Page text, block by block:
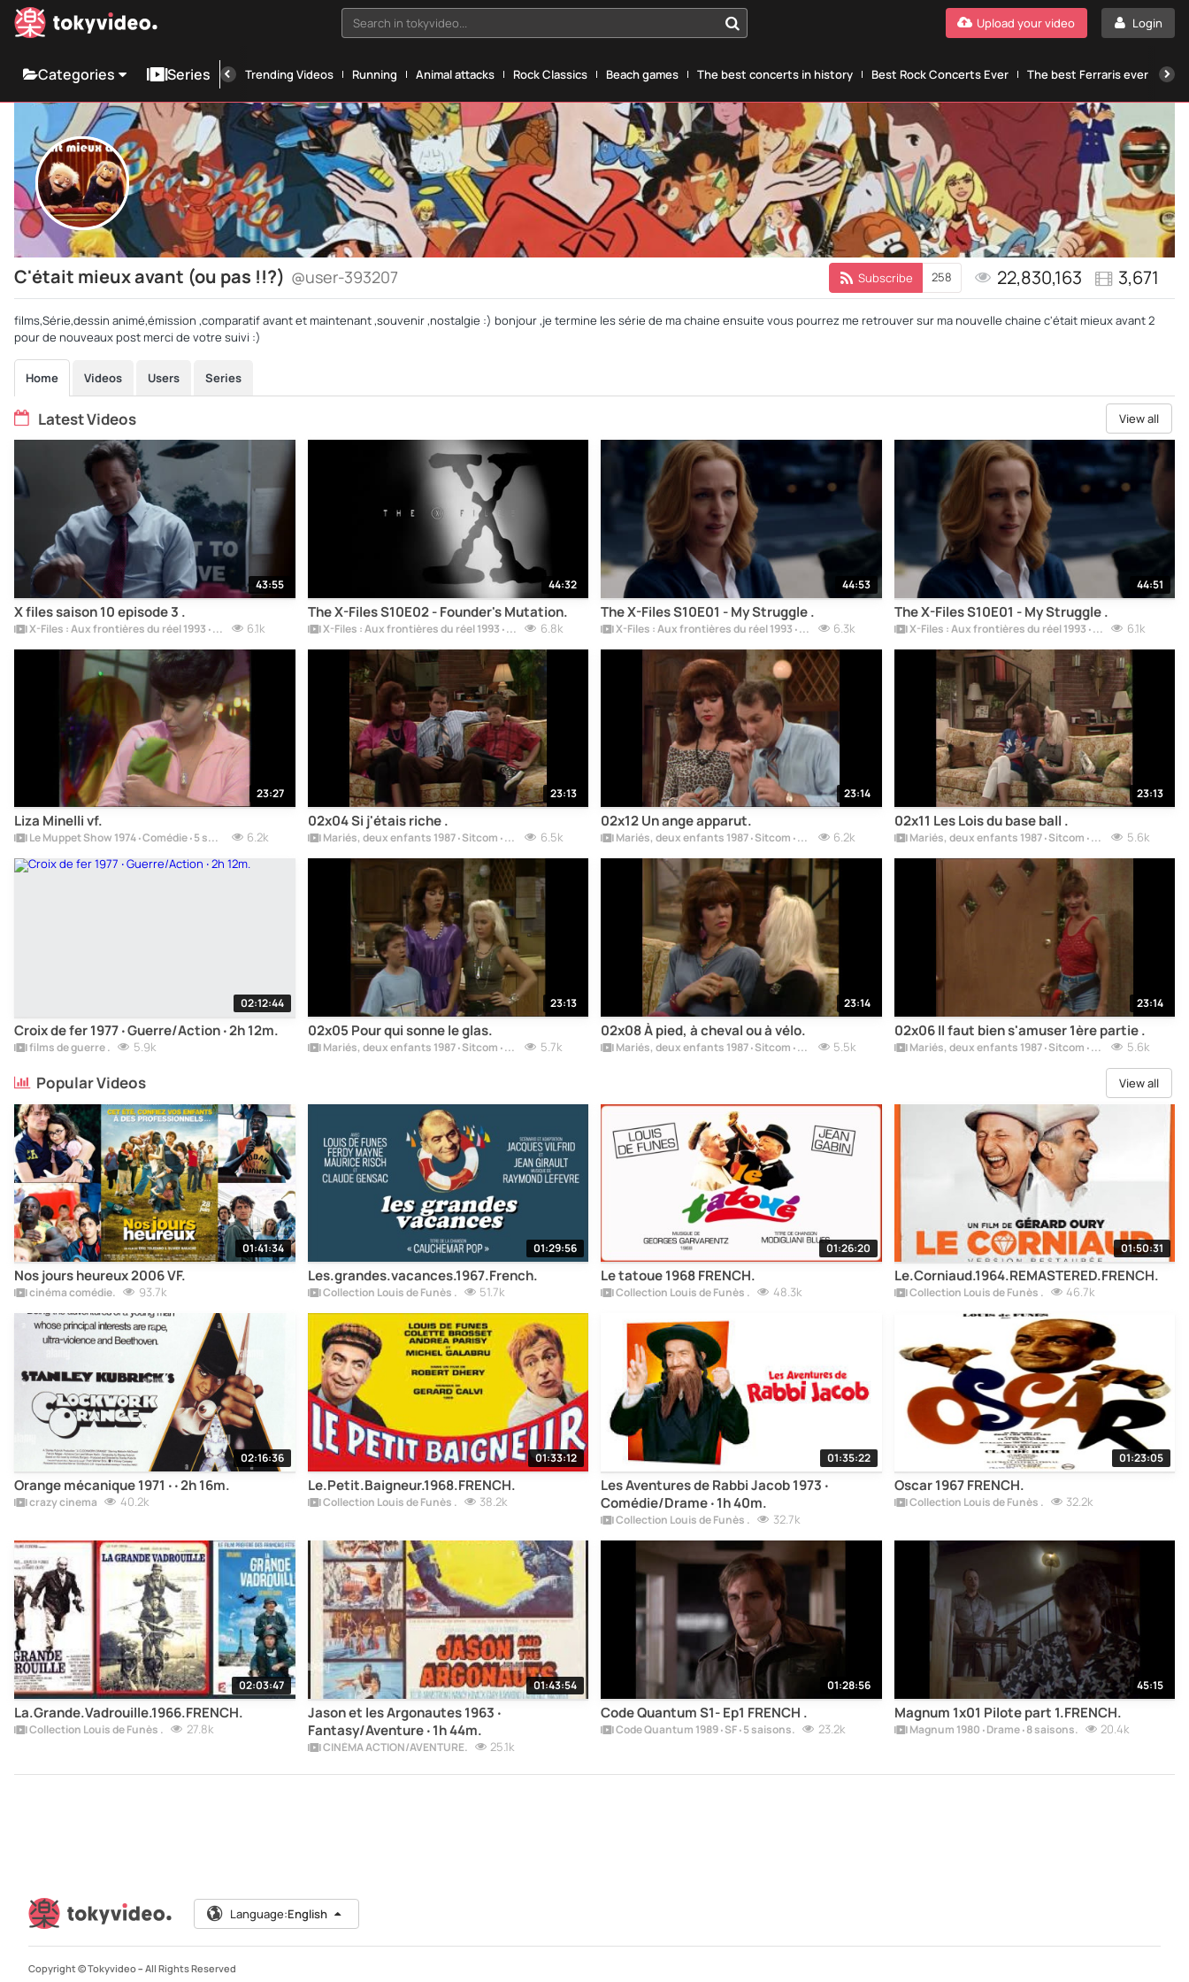
Search in tokyvideo... Login
Upload your video
Categories Series Trending Videos Running Animal attacks Rock Classics Beach games The best concerts in history Best Rock Concerts Ever The best Ferraris ever
C'était mieux avant (ou pas !!?) @user-393207 Subscribe 258 22,830,163 3,671
films,Série,dessin animé,émission ,comparatif avant et maintenant ,souvenir ,nostalgie :) bonjour ,je termine les série de ma chaine ensuite vous pourrez me retrouver sur ma nouvelle chaine c'était mieux avant 2
pour de nouveaux post merci de votre suivi :)
Home Videos Users Series
Latest Videos View all
43:55
X files saison 10 episode 3 .
X-Files : Aux frontières du réel 1993 ‧ Mystère ‧ 11 saisons. 6.1k
44:32
The X-Files S10E02 - Founder's Mutation.
X-Files : Aux frontières du réel 1993 ‧ Mystère ‧ 11 saisons. 6.8k
44:53
The X-Files S10E01 - My Struggle .
X-Files : Aux frontières du réel 1993 ‧ Mystère ‧ 11 saisons. 6.3k
44:51
The X-Files S10E01 - My Struggle .
X-Files : Aux frontières du réel 1993 ‧ Mystère ‧ 11 saisons. 6.1k
23:27
Liza Minelli vf.
Le Muppet Show 1974 ‧ Comédie ‧ 5 saison. 6.2k
23:13
02x04 Si j'étais riche .
Mariés, deux enfants 1987 ‧ Sitcom ‧ 11 saisons. 6.5k
23:14
02x12 Un ange apparut.
Mariés, deux enfants 1987 ‧ Sitcom ‧ 11 saisons. 6.2k
23:13
02x11 Les Lois du base ball .
Mariés, deux enfants 1987 ‧ Sitcom ‧ 11 saisons. 5.6k
02:12:44
Croix de fer 1977 ‧ Guerre/Action ‧ 2h 12m.
films de guerre . 5.9k
23:13
02x05 Pour qui sonne le glas.
Mariés, deux enfants 1987 ‧ Sitcom ‧ 11 saisons. 5.7k
23:14
02x08 À pied, à cheval ou à vélo.
Mariés, deux enfants 1987 ‧ Sitcom ‧ 11 saisons. 5.5k
23:14
02x06 Il faut bien s'amuser 1ère partie .
Mariés, deux enfants 1987 ‧ Sitcom ‧ 11 saisons. 5.6k
Popular Videos View all
01:41:34
Nos jours heureux 2006 VF.
cinéma comédie. 93.7k
01:29:56
Les.grandes.vacances.1967.French.
Collection Louis de Funès . 51.7k
01:26:20
Le tatoue 1968 FRENCH.
Collection Louis de Funès . 48.3k
01:50:31
Le.Corniaud.1964.REMASTERED.FRENCH.
Collection Louis de Funès . 46.7k
02:16:36
Orange mécanique 1971 ‧ ‧ 2h 16m.
crazy cinema 40.2k
01:33:12
Le.Petit.Baigneur.1968.FRENCH.
Collection Louis de Funès . 38.2k
01:35:22
Les Aventures de Rabbi Jacob 1973 ‧
Comédie/Drame ‧ 1h 40m.
Collection Louis de Funès . 32.7k
01:23:05
Oscar 1967 FRENCH.
Collection Louis de Funès . 32.2k
02:03:47
La.Grande.Vadrouille.1966.FRENCH.
Collection Louis de Funès . 27.8k
01:43:54
Jason et les Argonautes 1963 ‧
Fantasy/Aventure ‧ 1h 44m.
CINÉMA ACTION/AVENTURE. 25.1k
01:28:56
Code Quantum S1- Ep1 FRENCH .
Code Quantum 1989 ‧ SF ‧ 5 saisons. 23.2k
45:15
Magnum 1x01 Pilote part 1.FRENCH.
Magnum 1980 ‧ Drame ‧ 8 saisons. 20.4k
Language:English
Copyright © Tokyvideo – All Rights Reserved